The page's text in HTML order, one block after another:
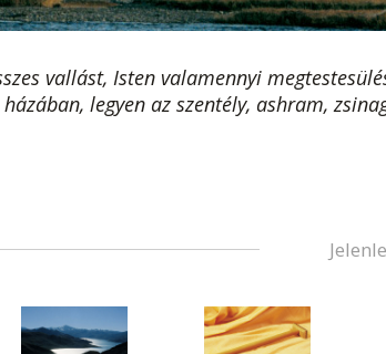
vallást, Isten valamennyi
legyen az szentély, ashram,